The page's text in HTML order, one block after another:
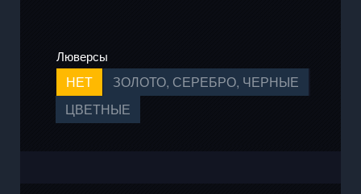
Люверсы
НЕТ
ЗОЛОТО, СЕРЕБРО, ЧЕРНЫЕ
ЦВЕТНЫЕ